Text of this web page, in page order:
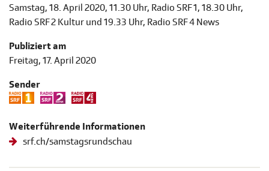
Samstag, 18. April 2020, 11.30 Uhr, Radio SRF 1, 18.30 Uhr,
Radio SRF 2 Kultur und 19.33 Uhr, Radio SRF 4 News
Publiziert am
Freitag, 17. April 2020
Sender
Weiterführende Informationen
srf.ch/samstagsrundschau